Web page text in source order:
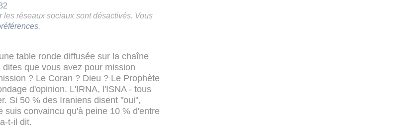
réseaux sociaux sont désactivés. Vous
table ronde diffusée sur la chaîne
que vous avez pour mission
? Le Coran ? Dieu ? Le Prophète
d'opinion. L'IRNA, l'ISNA - tous
Si 50 % des Iraniens disent "oui",
convaincu qu'à peine 10 % d'entre
t-il dit.